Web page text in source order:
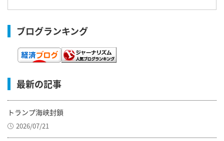
ブログランキング
最新の記事
トランプ海峡封鎖
2026/07/21